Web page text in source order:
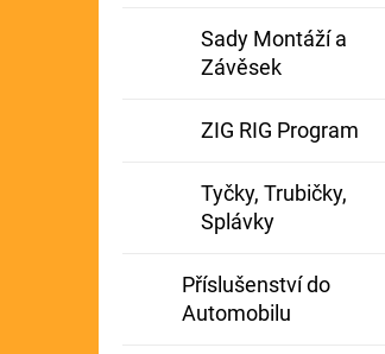
Sady Montáží a
Závěsek
ZIG RIG Program
Tyčky, Trubičky,
Splávky
Příslušenství do
Automobilu